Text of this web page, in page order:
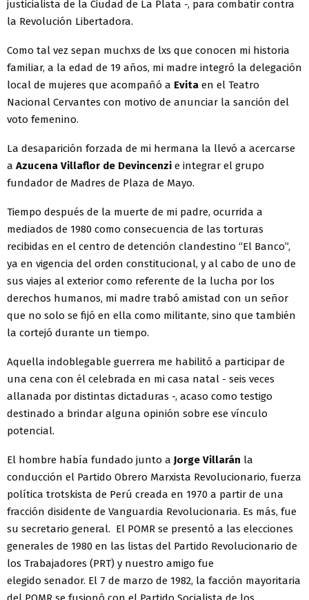
justicialista de la Ciudad de La Plata -, para combatir contra
la Revolución Libertadora.
Como tal vez sepan muchxs de lxs que conocen mi historia
familiar, a la edad de 19 años, mi madre integró la delegación
local de mujeres que acompañó a Evita en el Teatro
Nacional Cervantes con motivo de anunciar la sanción del
voto femenino.
La desaparición forzada de mi hermana la llevó a acercarse
a Azucena Villaflor de Devincenzi e integrar el grupo
fundador de Madres de Plaza de Mayo.
Tiempo después de la muerte de mi padre, ocurrida a
mediados de 1980 como consecuencia de las torturas
recibidas en el centro de detención clandestino “El Banco”,
ya en vigencia del orden constitucional, y al cabo de uno de
sus viajes al exterior como referente de la lucha por los
derechos humanos, mi madre trabó amistad con un señor
que no solo se fijó en ella como militante, sino que también
la cortejó durante un tiempo.
Aquella indoblegable guerrera me habilitó a participar de
una cena con él celebrada en mi casa natal - seis veces
allanada por distintas dictaduras -, acaso como testigo
destinado a brindar alguna opinión sobre ese vínculo
potencial.
El hombre había fundado junto a Jorge Villarán la
conducción el Partido Obrero Marxista Revolucionario, fuerza
política trotskista de Perú creada en 1970 a partir de una
fracción disidente de Vanguardia Revolucionaria. Es más, fue
su secretario general. El POMR se presentó a las elecciones
generales de 1980 en las listas del Partido Revolucionario de
los Trabajadores (PRT) y nuestro amigo fue
elegido senador. El 7 de marzo de 1982, la facción mayoritaria